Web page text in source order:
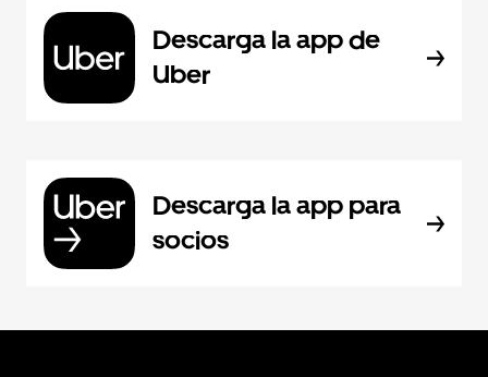
Descarga la app de
Uber
Descarga la app para
socios